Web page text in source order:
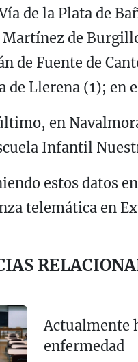
de la Plata de
Martínez de
de Fuente de
de Llerena (1); en
en
Infantil
estos datos
telemática en
Actualmente
enfermedad